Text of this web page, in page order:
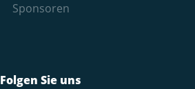
Sponsoren
Folgen Sie uns